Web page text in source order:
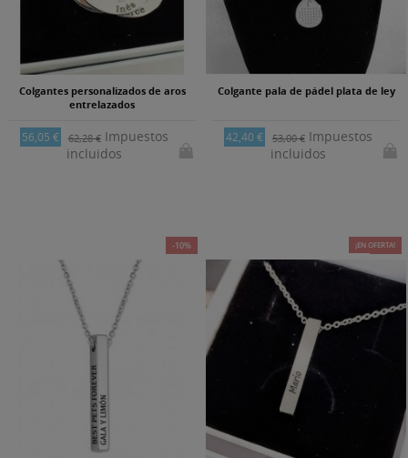
Colgantes personalizados de aros
entrelazados
56,05 € 62,28 €Impuestos
incluidos
Colgante pala de pádel plata de ley
42,40 € 53,00 €Impuestos
incluidos
-10% -20%
¡EN OFERTA!